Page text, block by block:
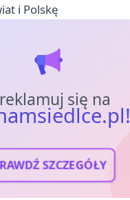
i Polskę
się na
SZCZEGÓŁY